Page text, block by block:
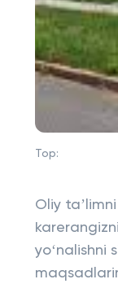
Top:
Oliy
yoʻnalishni